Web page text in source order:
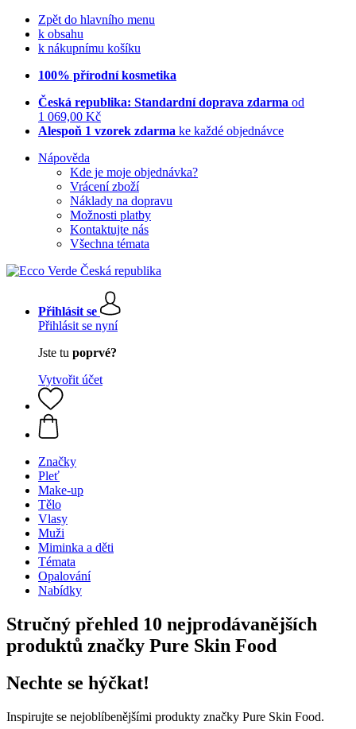
Zpět do hlavního menu
k obsahu
k nákupnímu košíku
100% přírodní kosmetika
Česká republika: Standardní doprava zdarma od
1 069,00 Kč
Alespoň 1 vzorek zdarma ke každé objednávce
Nápověda
Kde je moje objednávka?
Vrácení zboží
Náklady na dopravu
Možnosti platby
Kontaktujte nás
Všechna témata
Přihlásit se
Přihlásit se nyní
Jste tu poprvé?
Vytvořit účet
Značky
Pleť
Make-up
Tělo
Vlasy
Muži
Miminka a děti
Témata
Opalování
Nabídky
Stručný přehled 10 nejprodávanějších
produktů značky Pure Skin Food
Nechte se hýčkat!
Inspirujte se nejoblíbenějšími produkty značky Pure Skin Food.